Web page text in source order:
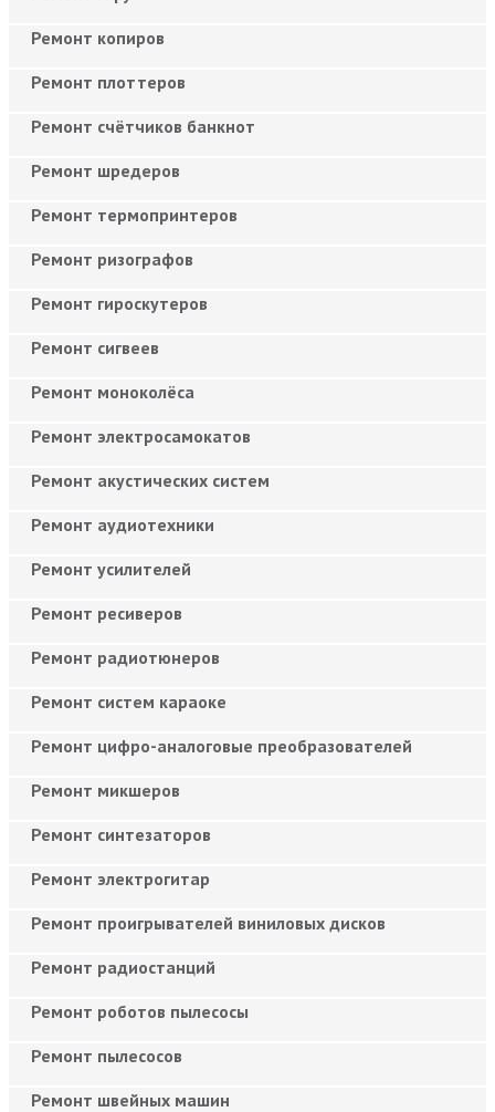
Ремонт копиров
Ремонт плоттеров
Ремонт счётчиков банкнот
Ремонт шредеров
Ремонт термопринтеров
Ремонт ризографов
Ремонт гироскутеров
Ремонт сигвеев
Ремонт моноколёса
Ремонт электросамокатов
Ремонт акустических систем
Ремонт аудиотехники
Ремонт усилителей
Ремонт ресиверов
Ремонт радиотюнеров
Ремонт систем караоке
Ремонт цифро-аналоговые преобразователей
Ремонт микшеров
Ремонт синтезаторов
Ремонт электрогитар
Ремонт проигрывателей виниловых дисков
Ремонт радиостанций
Ремонт роботов пылесосы
Ремонт пылесосов
Ремонт швейных машин